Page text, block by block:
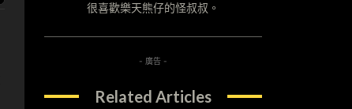
很喜歡樂天熊仔的怪叔叔。
- 廣告 -
Related Articles